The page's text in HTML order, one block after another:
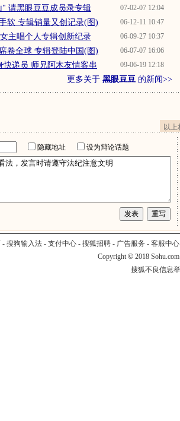
07-02-07 12:04
请黑眼豆豆成员录专辑
06-12-11 10:47
软 专辑销量又创记录(图)
06-09-27 10:37
主唱个人专辑创新纪录
06-07-07 16:06
卷全球 专辑登陆中国(图)
09-06-19 12:18
递员 师兄阿木友情客串
更多关于 黑眼豆豆 的新闻>>
以
隐藏地址 设为辩论话题
- 搜狗输入法- 支付中心- 搜狐招聘- 广告服务 - 客服中心
Copyright © 2018
搜狐不良信息